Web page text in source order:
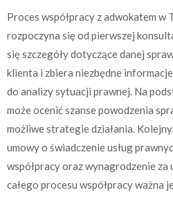
Proces współpracy z adwokatem w
rozpoczyna się od pierwszej
się szczegóły dotyczące danej
klienta i zbiera niezbędne
do analizy sytuacji prawnej. Na
może ocenić szanse powodzenia
możliwe strategie działania.
umowy o świadczenie usług
współpracy oraz wynagrodzenie za
całego procesu współpracy ważna